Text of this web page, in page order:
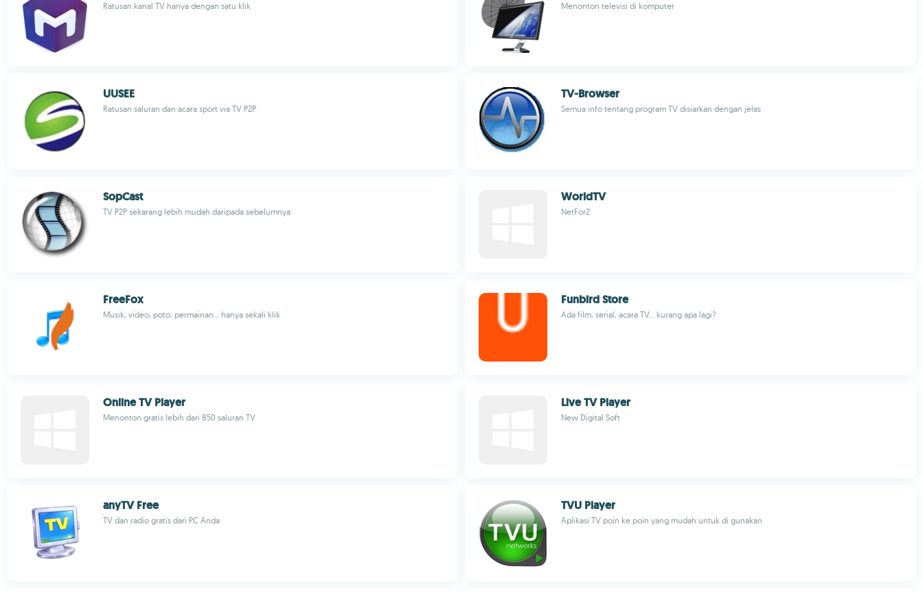
Ratusan kanal TV hanya dengan satu klik Menonton televisi di komputer
UUSEE
Ratusan saluran dan acara sport via TV P2P
TV-Browser
Semua info tentang program TV disiarkan dengan jelas
SopCast
TV P2P sekarang lebih mudah daripada sebelumnya
WorldTV
NetFor2
FreeFox
Musik, video, poto, permainan... hanya sekali klik
Funbird Store
Ada film, serial, acara TV... kurang apa lagi?
Online TV Player
Menonton gratis lebih dari 850 saluran TV
Live TV Player
New Digital Soft
anyTV Free
TV dan radio gratis dari PC Anda
TVU Player
Aplikasi TV poin ke poin yang mudah untuk di gunakan